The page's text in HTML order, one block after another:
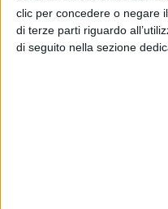
clic per concedere o negare
di terze parti riguardo
di seguito nella sezione